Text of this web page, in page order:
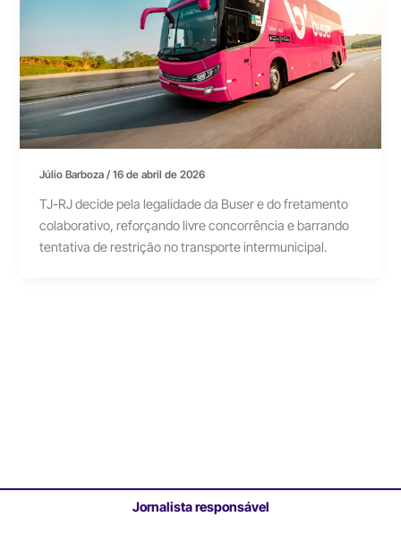
Júlio Barboza/16 de abril de 2026
TJ-RJ decide pela legalidade da Buser e do fretamento
colaborativo, reforçando livre concorrência e barrando
tentativa de restrição no transporte intermunicipal.
Jornalista responsável